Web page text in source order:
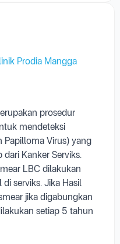
Prodia Mangga
prosedur
mendeteksi
Kanker Serviks.
LBCdilakukan
serviks. Jika Hasil
jika digabungkan
setiap 5 tahun
tidak menstruasi,